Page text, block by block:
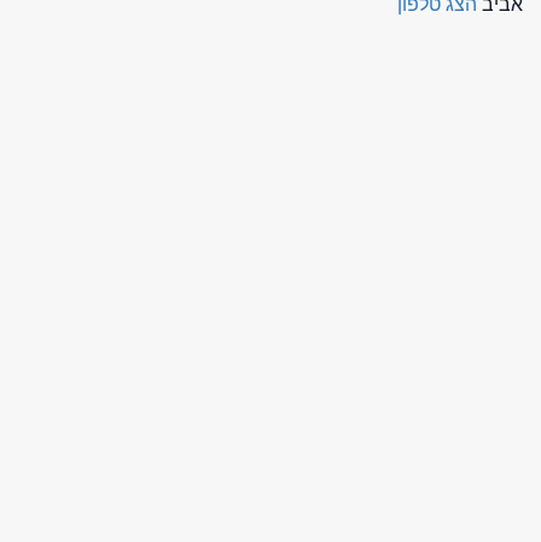
אביב הצג טלפון